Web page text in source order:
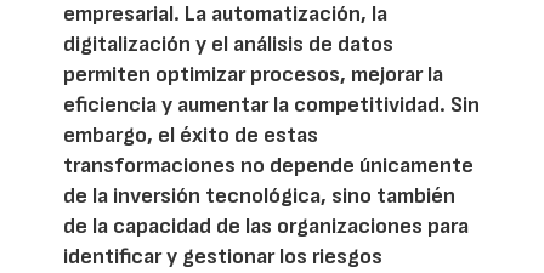
empresarial. La automatización, la
digitalización y el análisis de datos
permiten optimizar procesos, mejorar la
eficiencia y aumentar la competitividad. Sin
embargo, el éxito de estas
transformaciones no depende únicamente
de la inversión tecnológica, sino también
de la capacidad de las organizaciones para
identificar y gestionar los riesgos